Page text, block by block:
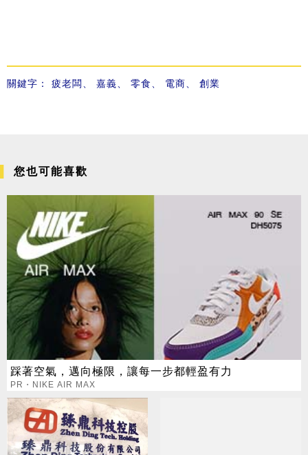
關鍵字： 疲老闆 嘉義 零食 電商 創業
您也可能喜歡
踩著空氣，邁向極限，讓每一步都輕盈有力
PR・NIKE AIR MAX